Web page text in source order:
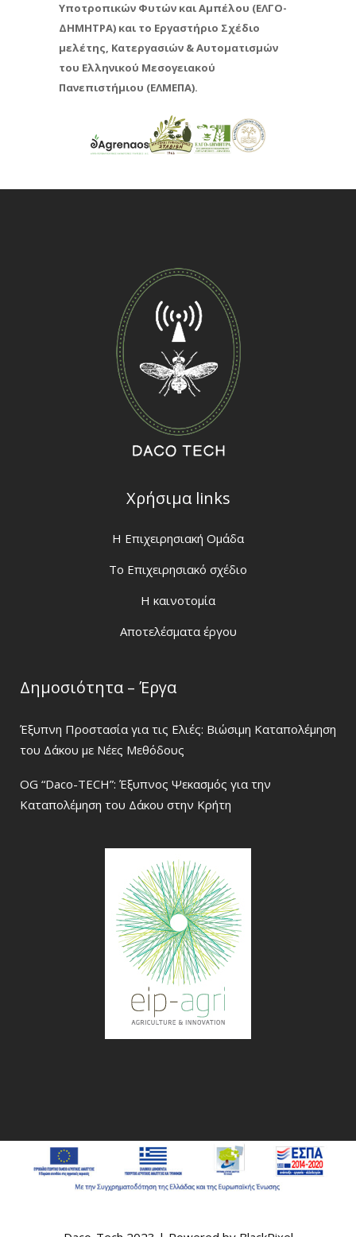
Υποτροπικών Φυτών και Αμπέλου (ΕΛΓΟ-
ΔΗΜΗΤΡΑ) και το Εργαστήριο Σχέδιο
μελέτης, Κατεργασιών & Αυτοματισμών
του Ελληνικού Μεσογειακού
Πανεπιστήμιου (ΕΛΜΕΠΑ).
Χρήσιμα links
H Eπιχειρησιακή Ομάδα
Το Επιχειρησιακό σχέδιο
Η καινοτομία
Αποτελέσματα έργου
Δημοσιότητα – Έργα
Έξυπνη Προστασία για τις Ελιές: Βιώσιμη Καταπολέμηση
του Δάκου με Νέες Μεθόδους
OG “Daco-TECH”: Έξυπνος Ψεκασμός για την
Καταπολέμηση του Δάκου στην Κρήτη